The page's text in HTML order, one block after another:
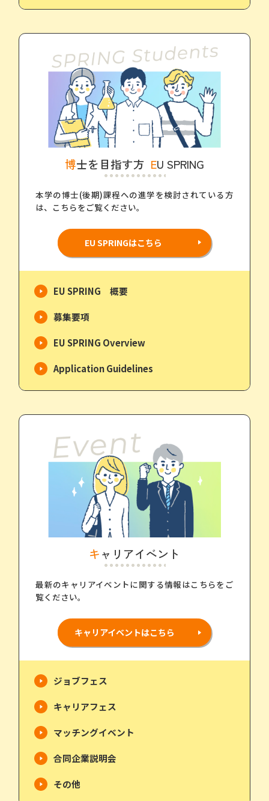
博士を目指す方 EU SPRING
本学の博士(後期)課程への進学を検討されている方
は、 こちらをご覧ください。
EU SPRINGはこちら
EU SPRING 概要
募集要項
EU SPRING Overview
Application Guidelines
キャリアイベント
最新のキャリアイベントに関する情報はこちらをご
覧ください。
キャリアイベントはこちら
ジョブフェス
キャリアフェス
マッチングイベント
合同企業説明会
その他